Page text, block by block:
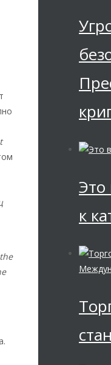
Это
к